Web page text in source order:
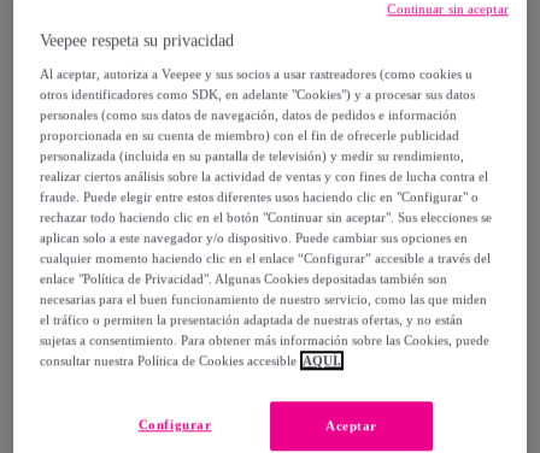
Negro
61,00 €
280, € -78%
Compra rápida
Veepee respeta su privacidad
Al aceptar, autoriza a Veepee y sus socios a usar rastreadores (como cookies u
otros identificadores como SDK, en adelante "Cookies") y a procesar sus datos
personales (como sus datos de navegación, datos de pedidos e información
proporcionada en su cuenta de miembro) con el fin de ofrecerle publicidad
personalizada (incluida en su pantalla de televisión) y medir su rendimiento,
realizar ciertos análisis sobre la actividad de ventas y con fines de lucha contra el
fraude. Puede elegir entre estos diferentes usos haciendo clic en "Configurar" o
rechazar todo haciendo clic en el botón "Continuar sin aceptar". Sus elecciones se
aplican solo a este navegador y/o dispositivo. Puede cambiar sus opciones en
cualquier momento haciendo clic en el enlace “Configurar” accesible a través del
enlace "Política de Privacidad". Algunas Cookies depositadas también son
necesarias para el buen funcionamiento de nuestro servicio, como las que miden
el tráfico o permiten la presentación adaptada de nuestras ofertas, y no están
sujetas a consentimiento. Para obtener más información sobre las Cookies, puede
consultar nuestra Política de Cookies accesible AQUÍ.
Aceptar
Configurar
Continuar sin aceptar